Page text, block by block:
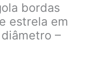
bordas
estrela em
–